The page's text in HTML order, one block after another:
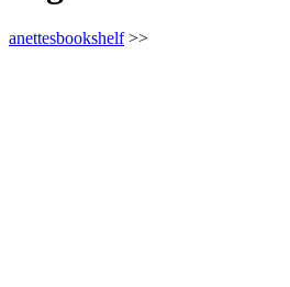
anettesbookshelf>>